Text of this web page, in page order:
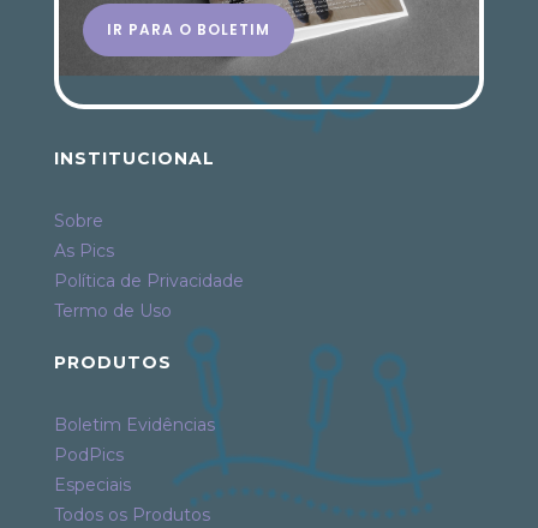
IR PARA O BOLETIM
INSTITUCIONAL
Sobre
As Pics
Política de Privacidade
Termo de Uso
PRODUTOS
Boletim Evidências
PodPics
Especiais
Todos os Produtos